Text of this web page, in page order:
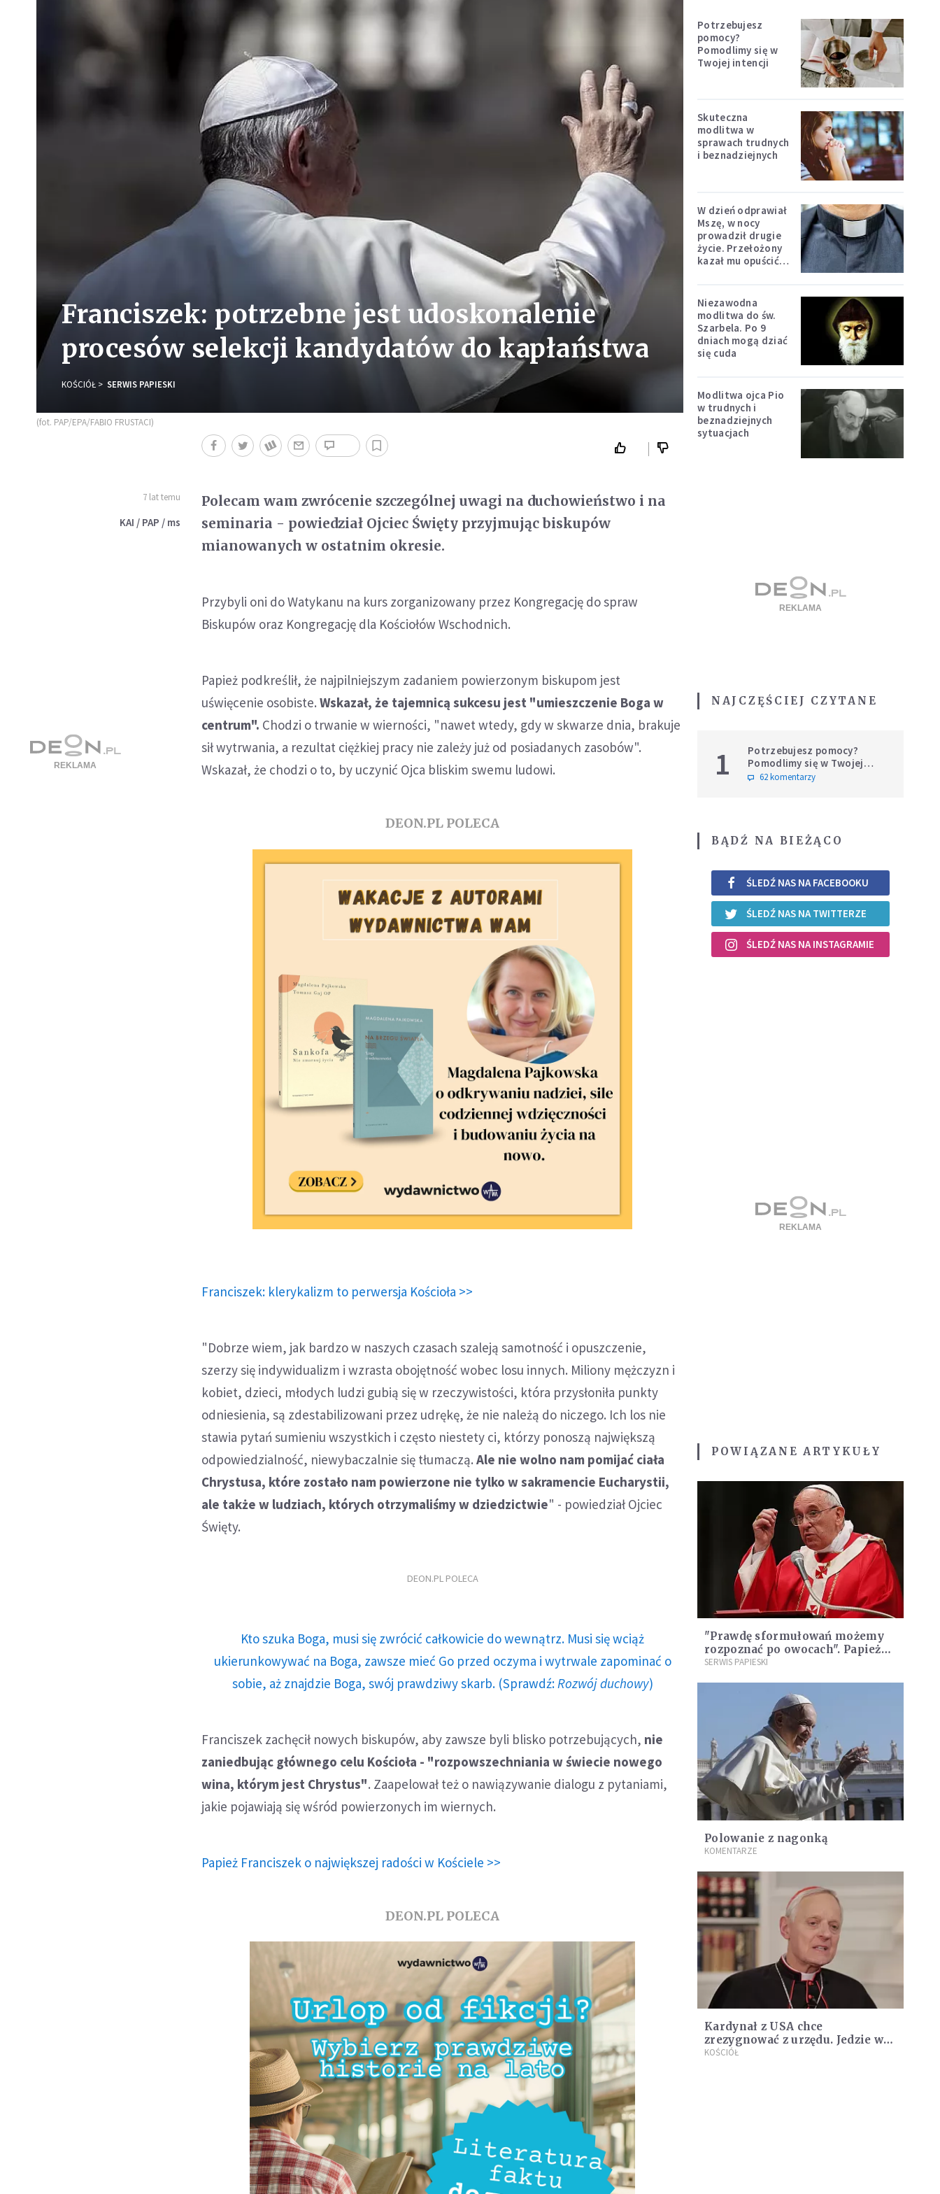
Franciszek: potrzebne jest udoskonalenie
procesów selekcji kandydatów do kapłaństwa
KOŚCIÓŁ SERWIS PAPIESKI
(fot. PAP/EPA/FABIO FRUSTACI)
7 lat temu
KAI / PAP / ms
Polecam wam zwrócenie szczególnej uwagi na duchowieństwo i na
seminaria - powiedział Ojciec Święty przyjmując biskupów
mianowanych w ostatnim okresie.
Przybyli oni do Watykanu na kurs zorganizowany przez Kongregację do spraw
Biskupów oraz Kongregację dla Kościołów Wschodnich.
Papież podkreślił, że najpilniejszym zadaniem powierzonym biskupom jest
uświęcenie osobiste.Wskazał, że tajemnicą sukcesu jest "umieszczenie Boga w
centrum". Chodzi o trwanie w wierności, "nawet wtedy, gdy w skwarze dnia, brakuje
sił wytrwania, a rezultat ciężkiej pracy nie zależy już od posiadanych zasobów".
Wskazał, że chodzi o to, by uczynić Ojca bliskim swemu ludowi.
DEON.PL POLECA
Franciszek: klerykalizm to perwersja Kościoła >>
"Dobrze wiem, jak bardzo w naszych czasach szaleją samotność i opuszczenie,
szerzy się indywidualizm i wzrasta obojętność wobec losu innych. Miliony mężczyzn i
kobiet, dzieci, młodych ludzi gubią się w rzeczywistości, która przysłoniła punkty
odniesienia, są zdestabilizowani przez udrękę, że nie należą do niczego. Ich los nie
stawia pytań sumieniu wszystkich i często niestety ci, którzy ponoszą największą
odpowiedzialność, niewybaczalnie się tłumaczą.Ale nie wolno nam pomijać ciała
Chrystusa, które zostało nam powierzone nie tylko w sakramencie Eucharystii,
ale także w ludziach, których otrzymaliśmy w dziedzictwie" - powiedział Ojciec
Święty.
DEON.PL POLECA
Kto szuka Boga, musi się zwrócić całkowicie do wewnątrz. Musi się wciąż
ukierunkowywać na Boga, zawsze mieć Go przed oczyma i wytrwale zapominać o
sobie, aż znajdzie Boga, swój prawdziwy skarb. (Sprawdź: Rozwój duchowy)
Franciszek zachęcił nowych biskupów, aby zawsze byli blisko potrzebujących, nie
zaniedbując głównego celu Kościoła - "rozpowszechniania w świecie nowego
wina, którym jest Chrystus". Zaapelował też o nawiązywanie dialogu z pytaniami,
jakie pojawiają się wśród powierzonych im wiernych.
Papież Franciszek o największej radości w Kościele >>
DEON.PL POLECA
Potrzebujesz
pomocy?
Pomodlimy się w
Twojej intencji
Skuteczna
modlitwa w
sprawach trudnych
i beznadziejnych
W dzień odprawiał
Mszę, w nocy
prowadził drugie
życie. Przełożony
kazał mu opuścić
Niezawodna
modlitwa do św.
Szarbela. Po 9
dniach mogą dziać
się cuda
Modlitwa ojca Pio
w trudnych i
beznadziejnych
sytuacjach
NAJCZĘŚCIEJ CZYTANE
1
Potrzebujesz pomocy?
Pomodlimy się w Twojej
intencji
62 komentarzy
BĄDŹ NA BIEŻĄCO
ŚLEDŹ NAS NA FACEBOOKU
ŚLEDŹ NAS NA TWITTERZE
ŚLEDŹ NAS NA INSTAGRAMIE
POWIĄZANE ARTYKUŁY
"Prawdę sformułowań możemy
rozpoznać po owocach". Papież
Franciszek apeluje o walkę z
SERWIS PAPIESKI
Polowanie z nagonką
KOMENTARZE
Kardynał z USA chce
zrezygnować z urzędu. Jedzie w
tej sprawie do papieża
KOŚCIÓŁ